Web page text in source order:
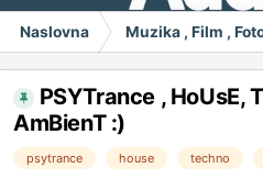
Naslovna Muzika , Film ,
PSYTrance , HoUsE,
AmBienT :)
psytrance house techno